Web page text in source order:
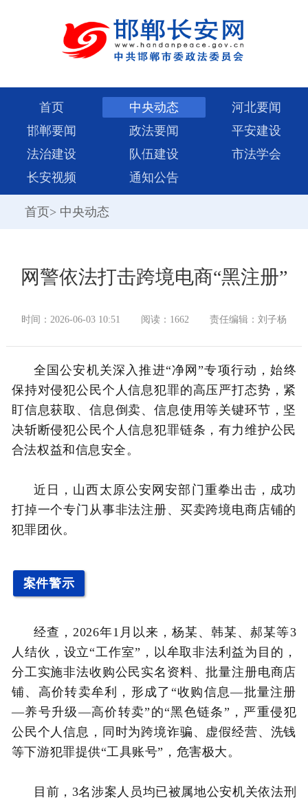
首页 中央动态
河北要闻
邯郸要闻
政法要闻
平安建设
法治建设
队伍建设
市法学会
长安视频
通知公告
首页> 中央动态
网警依法打击跨境电商“黑注册”
时间：2026-06-03 10:51 阅读：1662 责任编辑：刘子杨
全国公安机关深入推进“净网”专项行动，始终
保持对侵犯公民个人信息犯罪的高压严打态势，紧
盯信息获取、信息倒卖、信息使用等关键环节，坚
决斩断侵犯公民个人信息犯罪链条，有力维护公民
合法权益和信息安全。
近日，山西太原公安网安部门重拳出击，成功
打掉一个专门从事非法注册、买卖跨境电商店铺的
犯罪团伙。
案件警示
经查，2026年1月以来，杨某、韩某、郝某等3
人结伙，设立“工作室”，以牟取非法利益为目的，
分工实施非法收购公民实名资料、批量注册电商店
铺、高价转卖牟利，形成了“收购信息—批量注册
—养号升级—高价转卖”的“黑色链条”，严重侵犯
公民个人信息，同时为跨境诈骗、虚假经营、洗钱
等下游犯罪提供“工具账号”，危害极大。
目前，3名涉案人员均已被属地公安机关依法刑